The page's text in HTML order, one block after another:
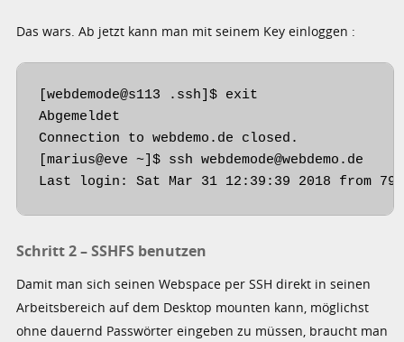
Das wars. Ab jetzt kann man mit seinem Key einloggen :
[webdemode@s113 .ssh]$ exit
Abgemeldet
Connection to webdemo.de closed.
[marius@eve ~]$ ssh webdemode@webdemo.de
Last login: Sat Mar 31 12:39:39 2018 from
Schritt 2 – SSHFS benutzen
Damit man sich seinen Webspace per SSH direkt in seinen
Arbeitsbereich auf dem Desktop mounten kann, möglichst
ohne dauernd Passwörter eingeben zu müssen, braucht man